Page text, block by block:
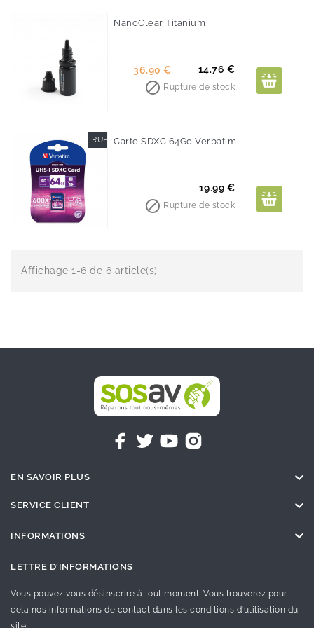
NanoClear Titanium
Prix
36,90 €Prix 14.76 €
 Rupture de stock
RUPTURE DE STOCK
Carte SDXC 64Go Verbatim
Prix
19.99 €
 Rupture de stock
Affichage 1-6 de 6 article(s)
EN SAVOIR PLUS 
SERVICE CLIENT 
INFORMATIONS 
LETTRE D'INFORMATIONS
Vous pouvez vous désinscrire à tout moment. Vous trouverez pour
cela nos informations de contact dans les conditions d'utilisation du
site.